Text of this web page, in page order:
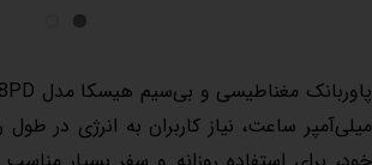
میلی‌آمپر ساعت، نیاز کاربران به انرژی در